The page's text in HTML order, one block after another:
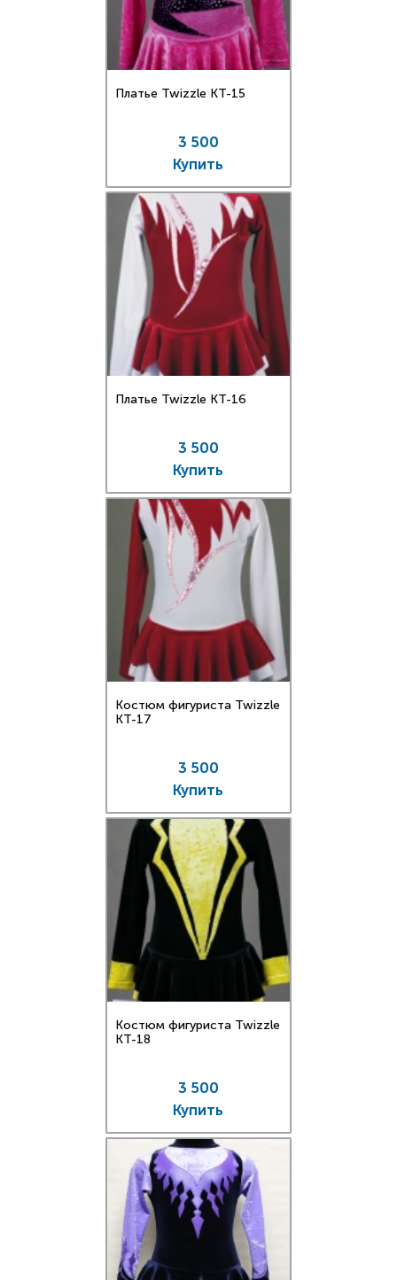
Платье Twizzle КT-15
3 500
Купить
Платье Twizzle КT-16
3 500
Купить
Костюм фигуриста Twizzle
КT-17
3 500
Купить
Костюм фигуриста Twizzle
КT-18
3 500
Купить